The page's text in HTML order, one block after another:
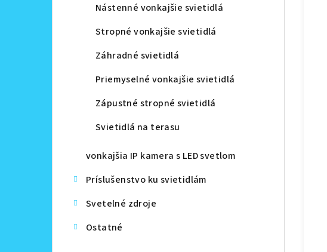
Nástenné vonkajšie svietidlá
Stropné vonkajšie svietidlá
Záhradné svietidlá
Priemyselné vonkajšie svietidlá
Zápustné stropné svietidlá
Svietidlá na terasu
vonkajšia IP kamera s LED svetlom
Príslušenstvo ku svietidlám
Svetelné zdroje
Ostatné